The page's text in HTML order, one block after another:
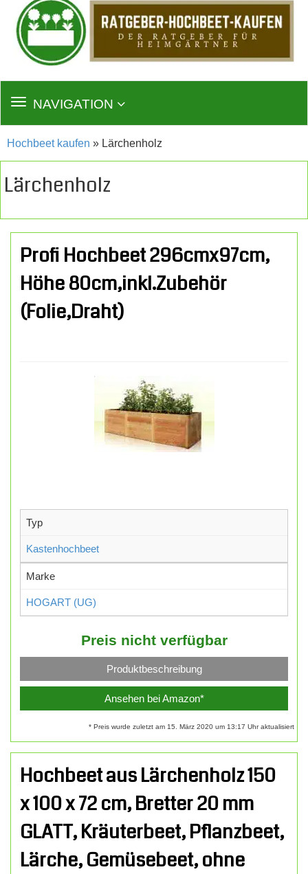
TOGGLE
NAVIGATION
NAVIGATION
Hochbeet kaufen » Lärchenholz
Lärchenholz
Profi Hochbeet 296cmx97cm,
Höhe 80cm,inkl.Zubehör
(Folie,Draht)
Typ
Kastenhochbeet
Marke
HOGART (UG)
Preis nicht verfügbar
Produktbeschreibung
Ansehen bei Amazon*
* Preis wurde zuletzt am 15. März 2020 um 13:17 Uhr aktualisiert
Hochbeet aus Lärchenholz 150
x 100 x 72 cm, Bretter 20 mm
GLATT, Kräuterbeet, Pflanzbeet,
Lärche, Gemüsebeet, ohne